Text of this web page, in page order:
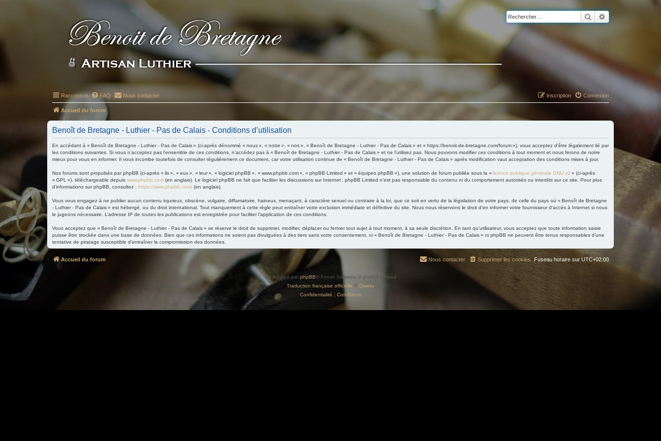
Rechercher
Raccourcis FAQ Nous contacter Connexion
Inscription
Accueil du forum
Benoît de Bretagne - Luthier - Pas de Calais - Conditions d’utilisation
En accédant à « Benoît de Bretagne - Luthier - Pas de Calais » (ci-après dénommé « nous », « notre », « nos », « Benoît de Bretagne - Luthier - Pas de Calais » et « https://benoit-de-bretagne.com/forum »), vous acceptez d’être légalement lié par
les conditions suivantes. Si vous n’acceptez pas l’ensemble de ces conditions, n’accédez pas à « Benoît de Bretagne - Luthier - Pas de Calais » et ne l’utilisez pas. Nous pouvons modifier ces conditions à tout moment et nous ferons de notre
mieux pour vous en informer. Il vous incombe toutefois de consulter régulièrement ce document, car votre utilisation continue de « Benoît de Bretagne - Luthier - Pas de Calais » après modification vaut acceptation des conditions mises à jour.
Nos forums sont propulsés par phpBB (ci-après « ils », « eux », « leur », « logiciel phpBB », « www.phpbb.com », « phpBB Limited » et « équipes phpBB »), une solution de forum publiée sous la « licence publique générale GNU v2 » (ci-après
« GPL »), téléchargeable depuis www.phpbb.com (en anglais). Le logiciel phpBB ne fait que faciliter les discussions sur Internet ; phpBB Limited n’est pas responsable du contenu ni du comportement autorisés ou interdits sur ce site. Pour plus
d’informations sur phpBB, consultez : https://www.phpbb.com/ (en anglais).
Vous vous engagez à ne publier aucun contenu injurieux, obscène, vulgaire, diffamatoire, haineux, menaçant, à caractère sexuel ou contraire à la loi, que ce soit en vertu de la législation de votre pays, de celle du pays où « Benoît de Bretagne
- Luthier - Pas de Calais » est hébergé, ou du droit international. Tout manquement à cette règle peut entraîner votre exclusion immédiate et définitive du site. Nous nous réservons le droit d’en informer votre fournisseur d’accès à Internet si nous
le jugeons nécessaire. L’adresse IP de toutes les publications est enregistrée pour faciliter l’application de ces conditions.
Vous acceptez que « Benoît de Bretagne - Luthier - Pas de Calais » se réserve le droit de supprimer, modifier, déplacer ou fermer tout sujet à tout moment, à sa seule discrétion. En tant qu’utilisateur, vous acceptez que toute information saisie
puisse être stockée dans une base de données. Bien que ces informations ne soient pas divulguées à des tiers sans votre consentement, ni « Benoît de Bretagne - Luthier - Pas de Calais » ni phpBB ne peuvent être tenus responsables d’une
tentative de piratage susceptible d’entraîner la compromission des données.
Accueil du forum Fuseau horaire sur UTC+02:00
Supprimer les cookies
Nous contacter
Développé par phpBB® Forum Software © phpBB Limited
Traduction française officielle © Qiaeru
Confidentialité | Conditions